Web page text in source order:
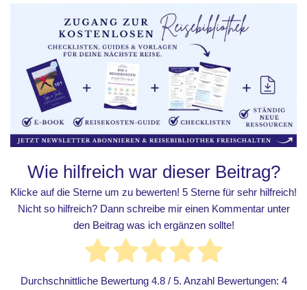
Wie hilfreich war dieser Beitrag?
Klicke auf die Sterne um zu bewerten! 5 Sterne für sehr hilfreich!
Nicht so hilfreich? Dann schreibe mir einen Kommentar unter
den Beitrag was ich ergänzen sollte!
Durchschnittliche Bewertung 4.8/ 5. Anzahl Bewertungen: 4